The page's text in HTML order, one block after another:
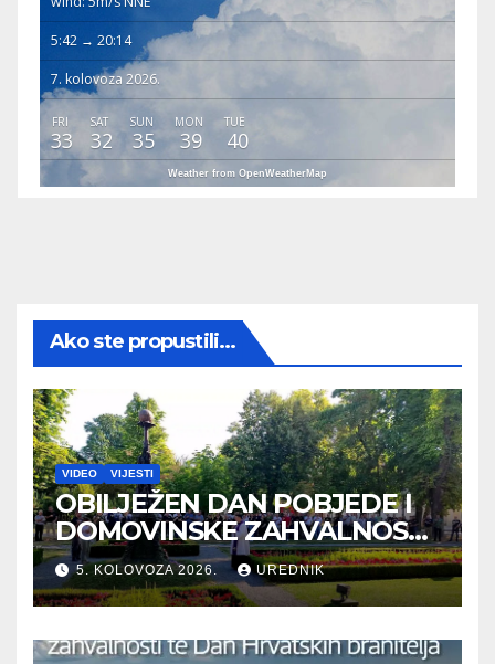
5:42 → 20:14
7. kolovoza 2026.
FRI
33
SAT
32
SUN
35
MON
39
TUE
40
Weather from OpenWeatherMap
Ako ste propustili...
VIDEO VIJESTI
OBILJEŽEN DAN POBJEDE I
DOMOVINSKE ZAHVALNOSTI
TE DAN HRVATSKIH
BRANITELJA
5. KOLOVOZA 2026. UREDNIK